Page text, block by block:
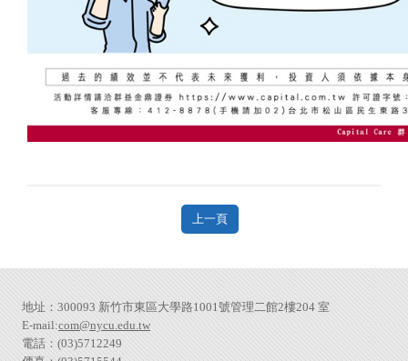
上一頁
地址：300093 新竹市東區大學路1001號管理二館2樓204 室
E-mail:com@nycu.edu.tw
電話：(03)5712249